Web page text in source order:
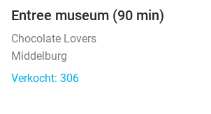
Entree museum (90 min)
Chocolate Lovers
Middelburg
Verkocht: 306